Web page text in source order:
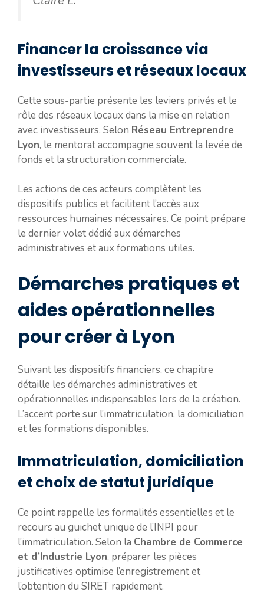
Financer la croissance via
investisseurs et réseaux locaux
Cette sous-partie présente les leviers privés et le
rôle des réseaux locaux dans la mise en relation
avec investisseurs. Selon Réseau Entreprendre
Lyon, le mentorat accompagne souvent la levée de
fonds et la structuration commerciale.
Les actions de ces acteurs complètent les
dispositifs publics et facilitent l’accès aux
ressources humaines nécessaires. Ce point prépare
le dernier volet dédié aux démarches
administratives et aux formations utiles.
Démarches pratiques et
aides opérationnelles
pour créer à Lyon
Suivant les dispositifs financiers, ce chapitre
détaille les démarches administratives et
opérationnelles indispensables lors de la création.
L’accent porte sur l’immatriculation, la domiciliation
et les formations disponibles.
Immatriculation, domiciliation
et choix de statut juridique
Ce point rappelle les formalités essentielles et le
recours au guichet unique de l’INPI pour
l’immatriculation. Selon la Chambre de Commerce
et d’Industrie Lyon, préparer les pièces
justificatives optimise l’enregistrement et
l’obtention du SIRET rapidement.